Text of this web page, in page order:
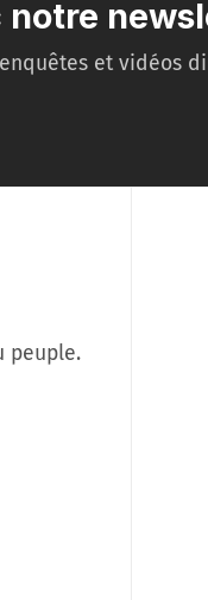
notre
et vidéos
peuple.